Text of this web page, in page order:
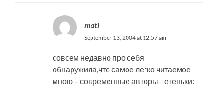
mati
September 13, 2004 at 12:57 am
совсем недавно про себя
обнаружила,что самое легко читаемое
мною – современные авторы-тетеньки: